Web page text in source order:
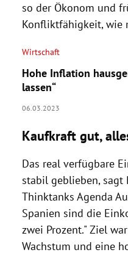
so der Ökonom und
Konfliktfähigkeit, wie
Wirtschaft
Hohe Inflation
lassen“
06.03.2023
Kaufkraft gut,
Das real verfügbare
stabil geblieben, sagt
Thinktanks Agenda
Spanien sind die
zwei Prozent." Ziel
Wachstum und eine